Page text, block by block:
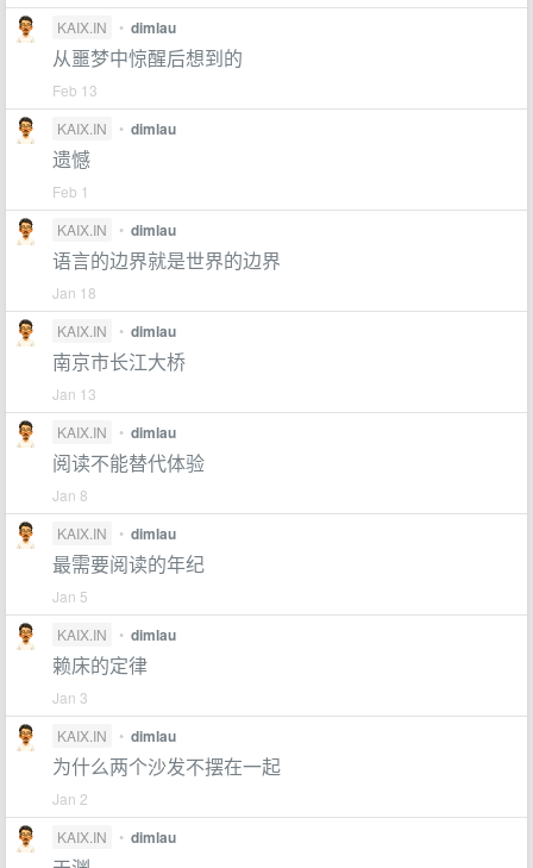
KAIX.IN
• dimlau
从噩梦中惊醒后想到的
Feb 13
KAIX.IN
• dimlau
遗憾
Feb 1
KAIX.IN
• dimlau
语言的边界就是世界的边界
Jan 18
KAIX.IN
• dimlau
南京市长江大桥
Jan 13
KAIX.IN
• dimlau
阅读不能替代体验
Jan 8
KAIX.IN
• dimlau
最需要阅读的年纪
Jan 5
KAIX.IN
• dimlau
赖床的定律
Jan 3
KAIX.IN
• dimlau
为什么两个沙发不摆在一起
Jan 2
KAIX.IN
• dimlau